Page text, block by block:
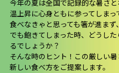
今年の夏は全国で記録的な暑さ
温上昇に心身ともに参ってしまっ
食べなきゃと思っても箸が進ま
でも飽きてしまった時、どうし
るでしょうか？
そんな時のヒント！この厳しい
新しい食べ方をご提案します。